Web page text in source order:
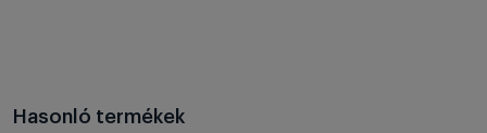
Hasonló termékek